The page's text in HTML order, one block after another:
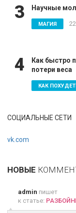
3 Научные
МАГИЯ
4
Как быстро
потери веса
КАК
СОЦИАЛЬНЫЕ СЕТИ
vk.com
НОВЫЕ
admin пишет
к статье: